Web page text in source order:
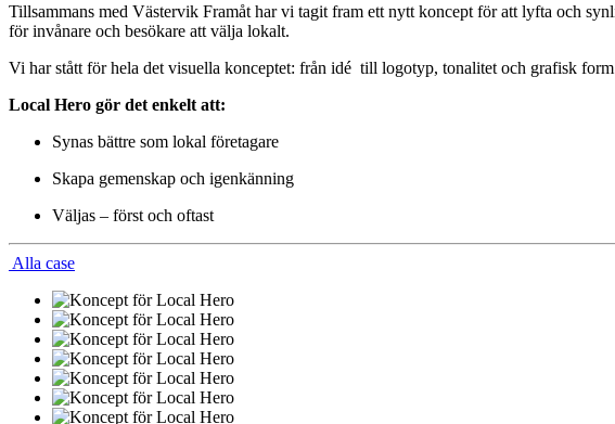
Tillsammans med Västervik Framåt har vi tagit fram ett nytt koncept för att lyfta och
för invånare och besökare att välja lokalt.
Vi har stått för hela det visuella konceptet: från idé till logotyp, tonalitet och grafisk
Local Hero gör det enkelt att:
Synas bättre som lokal företagare
Skapa gemenskap och igenkänning
Väljas – först och oftast
Alla case